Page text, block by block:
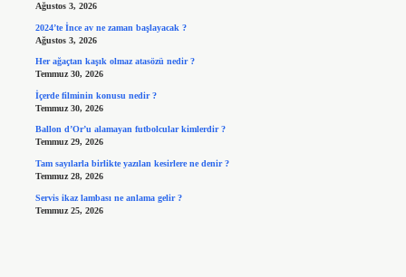
Ağustos 3, 2026
2024’te İnce av ne zaman başlayacak ?
Ağustos 3, 2026
Her ağaçtan kaşık olmaz atasözü nedir ?
Temmuz 30, 2026
İçerde filminin konusu nedir ?
Temmuz 30, 2026
Ballon d’Or’u alamayan futbolcular kimlerdir ?
Temmuz 29, 2026
Tam sayılarla birlikte yazılan kesirlere ne denir ?
Temmuz 28, 2026
Servis ikaz lambası ne anlama gelir ?
Temmuz 25, 2026